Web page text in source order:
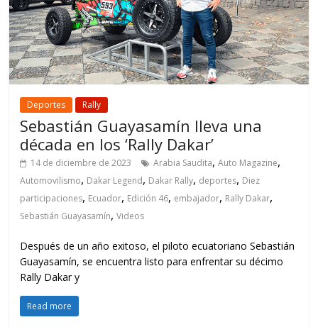
Deportes Rally
Sebastián Guayasamín lleva una
década en los ‘Rally Dakar’
14 de diciembre de 2023 Arabia Saudita,Auto Magazine,
Automovilismo, Dakar Legend, Dakar Rally, deportes, Diez
participaciones, Ecuador, Edición 46, embajador, Rally Dakar,
Sebastián Guayasamín,Videos
Después de un año exitoso, el piloto ecuatoriano Sebastián
Guayasamín, se encuentra listo para enfrentar su décimo
Rally Dakar y
Read more